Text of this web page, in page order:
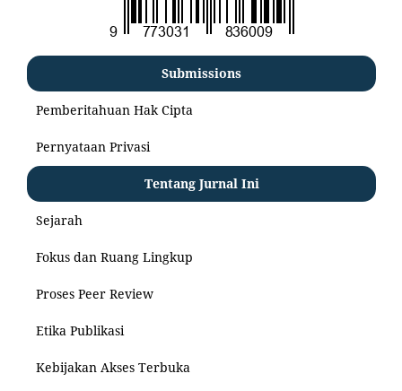
Submissions
Pemberitahuan Hak Cipta
Pernyataan Privasi
Tentang Jurnal Ini
Sejarah
Fokus dan Ruang Lingkup
Proses Peer Review
Etika Publikasi
Kebijakan Akses Terbuka